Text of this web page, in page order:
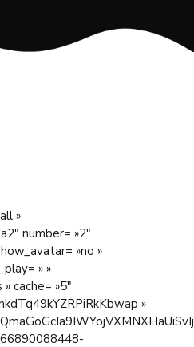
»
number= »2″
»no »
» »
cache= »5″
»